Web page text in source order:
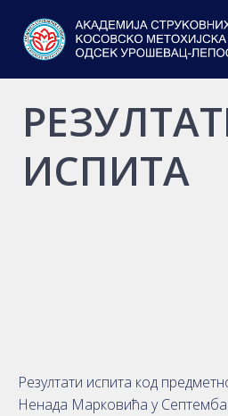
ИСПИТА
Резултати испита код
Ненада Марковића у